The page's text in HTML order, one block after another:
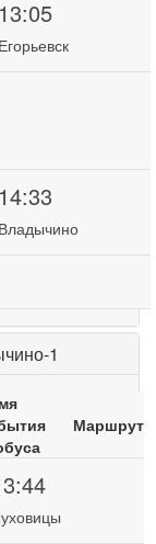
13:05
Егорьевск
14:33
Владычино
1
Маршрут